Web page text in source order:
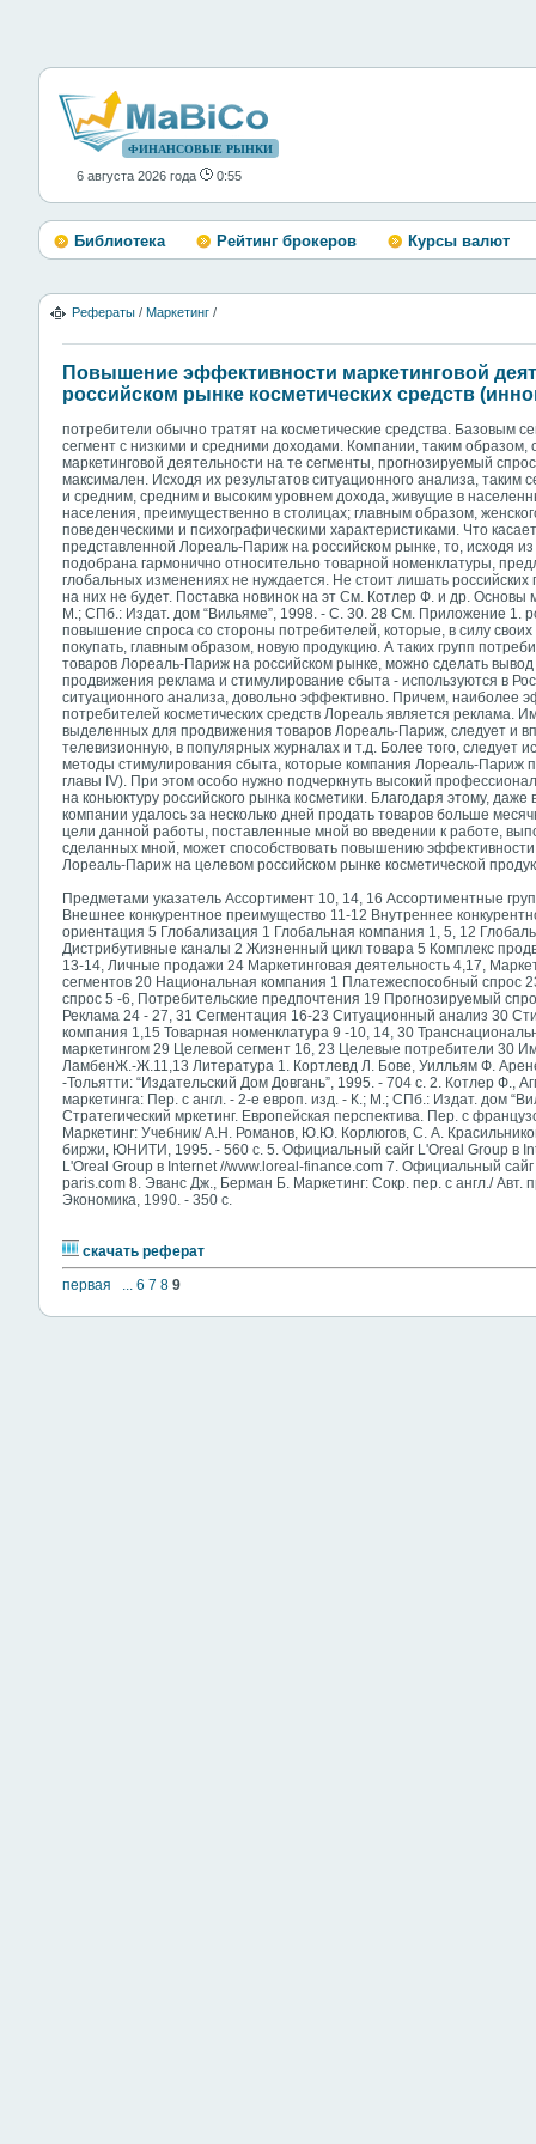
ФИНАНСОВЫЕ РЫНКИ
6 августа 2026 года 0:55
Библиотека Рейтинг брокеров Курсы валют
Рефераты / Маркетинг /
Повышение эффективности маркетинговой
российском рынке косметических средств
потребители обычно тратят на косметические средства. Базовым
сегмент с низкими и средними доходами. Компании, таким образом,
маркетинговой деятельности на те сегменты, прогнозируемый
максимален. Исходя их результатов ситуационного анализа, таким
и средним, средним и высоким уровнем дохода, живущие в
населения, преимущественно в столицах; главным образом,
поведенческими и психографическими характеристиками. Что
представленной Лореаль-Париж на российском рынке, то, исходя
подобрана гармонично относительно товарной номенклатуры,
глобальных изменениях не нуждается. Не стоит лишать российских
на них не будет. Поставка новинок на эт См. Котлер Ф. и др. Основы
М.; СПб.: Издат. дом “Вильяме”, 1998. - С. 30. 28 См. Приложение 1.
повышение спроса со стороны потребителей, которые, в силу своих
покупать, главным образом, новую продукцию. А таких групп
товаров Лореаль-Париж на российском рынке, можно сделать
продвижения реклама и стимулирование сбыта - используются в
ситуационного анализа, довольно эффективно. Причем, наиболее
потребителей косметических средств Лореаль является реклама.
выделенных для продвижения товаров Лореаль-Париж, следует и
телевизионную, в популярных журналах и т.д. Более того, следует
методы стимулирования сбыта, которые компания Лореаль-Париж
главы IV). При этом особо нужно подчеркнуть высокий
на коньюктуру российского рынка косметики. Благодаря этому, даже
компании удалось за несколько дней продать товаров больше
цели данной работы, поставленные мной во введении к работе,
сделанных мной, может способствовать повышению
Лореаль-Париж на целевом российском рынке косметической
Предметами указатель Ассортимент 10, 14, 16 Ассортиментные
Внешнее конкурентное преимущество 11-12 Внутреннее
ориентация 5 Глобализация 1 Глобальная компания 1, 5, 12
Дистрибутивные каналы 2 Жизненный цикл товара 5 Комплекс
13-14, Личные продажи 24 Маркетинговая деятельность 4,17,
сегментов 20 Национальная компания 1 Платежеспособный спрос
спрос 5 -6, Потребительские предпочтения 19 Прогнозируемый
Реклама 24 - 27, 31 Сегментация 16-23 Ситуационный анализ 30
компания 1,15 Товарная номенклатура 9 -10, 14, 30
маркетингом 29 Целевой сегмент 16, 23 Целевые потребители 30
ЛамбенЖ.-Ж.11,13 Литература 1. Кортлевд Л. Бове, Уилльям Ф.
-Тольятти: “Издательский Дом Довгань”, 1995. - 704 с. 2. Котлер Ф.,
маркетинга: Пер. с англ. - 2-е европ. изд. - К.; М.; СПб.: Издат. дом
Стратегический мркетинг. Европейская перспектива. Пер. с
Маркетинг: Учебник/ А.Н. Романов, Ю.Ю. Корлюгов, С. А.
биржи, ЮНИТИ, 1995. - 560 с. 5. Официальный сайг L'Oreal Group в
L'Oreal Group в Internet //www.loreal-finance.com 7. Официальный
paris.com 8. Эванс Дж., Берман Б. Маркетинг: Сокр. пер. с англ./ Авт.
Экономика, 1990. - 350 с.
скачать реферат
первая
... 6 7 8 9